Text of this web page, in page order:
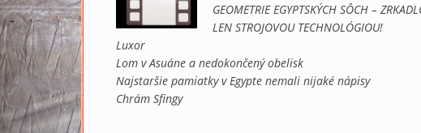
GEOMETRIE EGYPTSKÝCH SÔCH –
LEN STROJOVOU TECHNOLÓGIOU!
Luxor
Lom v Asuáne a nedokončený obelisk
Najstaršie pamiatky v Egypte nemali nijaké nápisy
Chrám Sfingy